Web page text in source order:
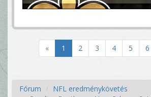
« 1 2 3 4 5 6
Fórum
NFL eredménykövetés